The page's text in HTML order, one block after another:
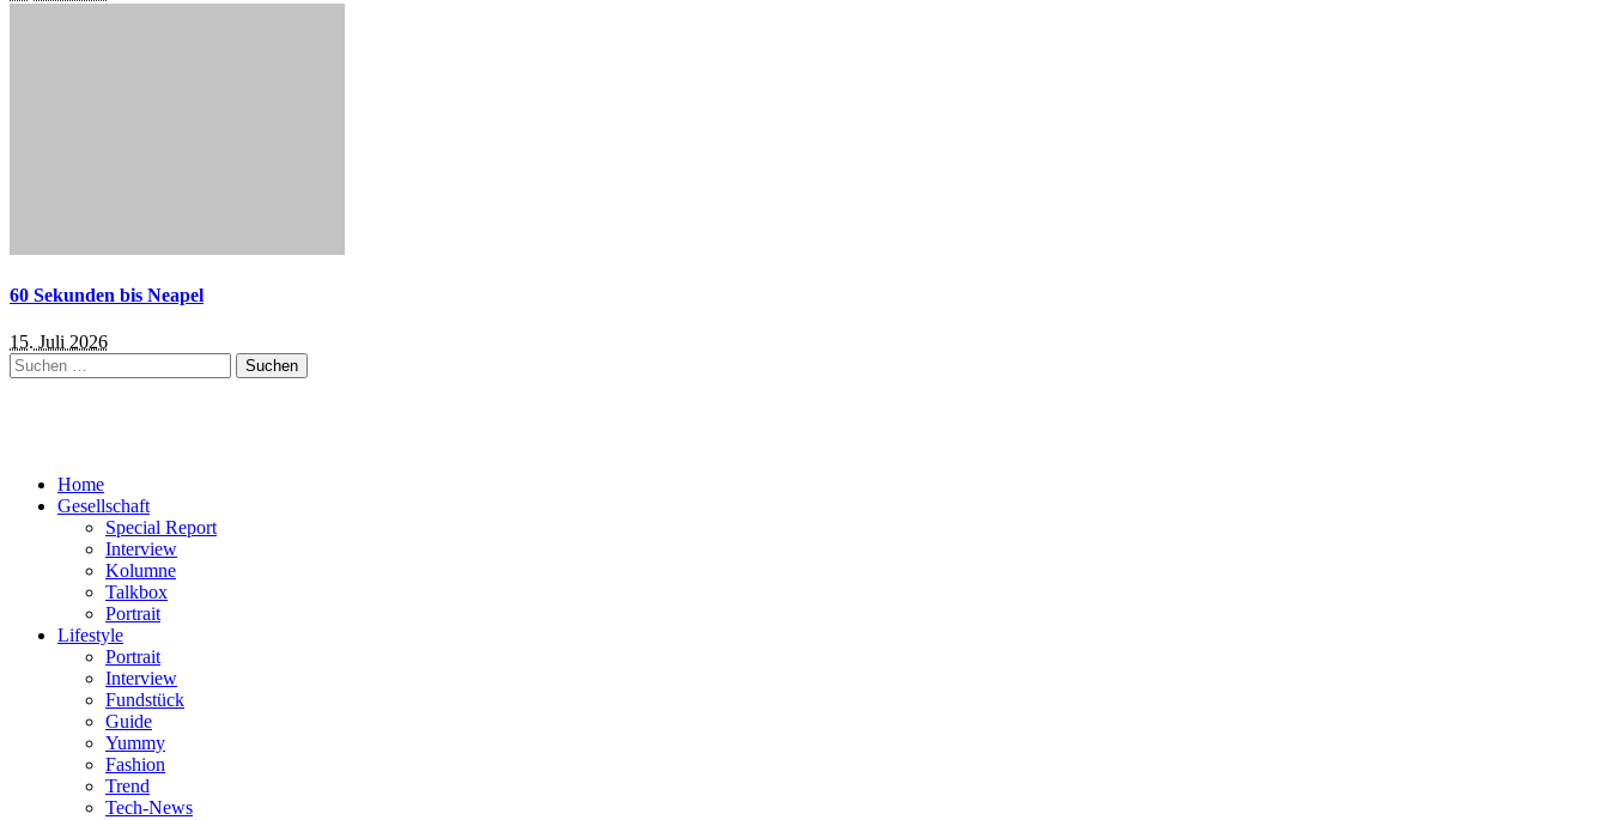
60 Sekunden bis Neapel
15. Juli 2026
Suchen
nach:
Home
Gesellschaft
Special Report
Interview
Kolumne
Talkbox
Portrait
Lifestyle
Portrait
Interview
Fundstück
Guide
Yummy
Fashion
Trend
Tech-News